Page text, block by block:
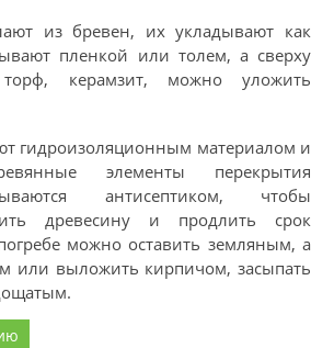
из бревен, их укладывают как
пленкой или толем, а сверху
керамзит, можно уложить
гидроизоляционным материалом и
элементы перекрытия
антисептиком, чтобы
древесину и продлить срок
можно оставить земляным, а
или выложить кирпичом, засыпать